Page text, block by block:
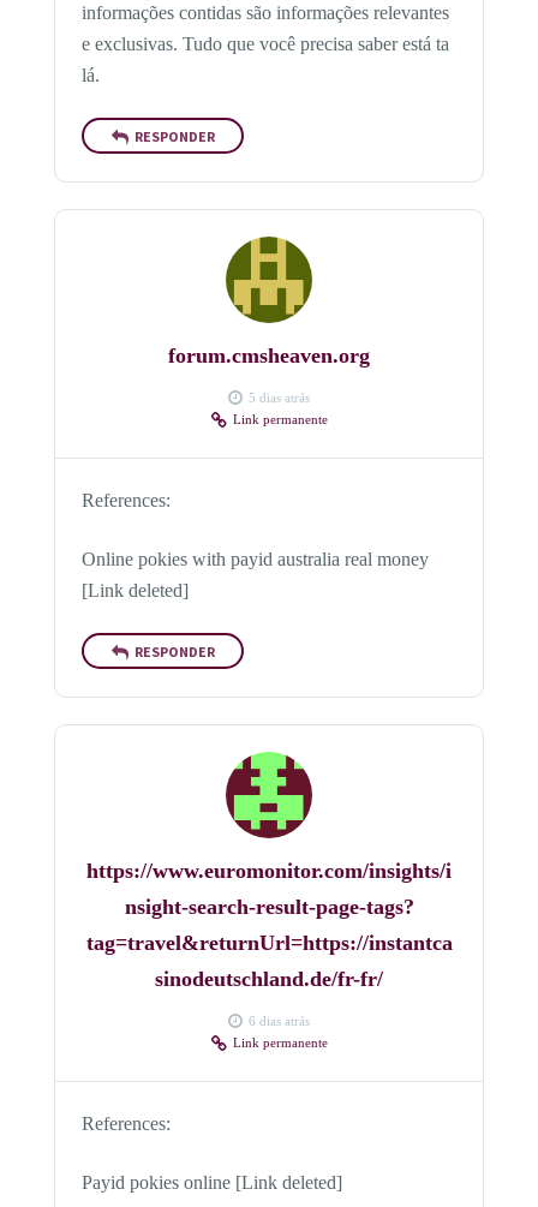
informações contidas são informações relevantes
e exclusivas. Tudo que você precisa saber está ta
lá.
RESPONDER
forum.cmsheaven.org
5 dias atrás
Link permanente
References:
Online pokies with payid australia real money
[Link deleted]
RESPONDER
https://www.euromonitor.com/insights/i
nsight-search-result-page-tags?
tag=travel&returnUrl=https://instantca
sinodeutschland.de/fr-fr/
6 dias atrás
Link permanente
References:
Payid pokies online [Link deleted]